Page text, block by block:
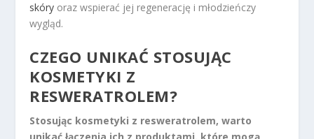
skóry oraz wspierać jej regenerację i młodzieńczy
wygląd.
CZEGO UNIKAĆ STOSUJĄC
KOSMETYKI Z
RESWERATROLEM?
Stosując kosmetyki z resweratrolem, warto